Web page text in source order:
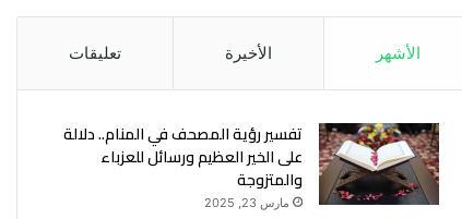
الأشهر الأخيرة تعليقات
تفسير رؤية المصحف في المنام.. دلالة
على الخير العظيم ورسائل للعزباء
والمتزوجة
مارس 23, 2025